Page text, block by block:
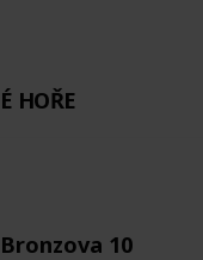
HOŘE
10